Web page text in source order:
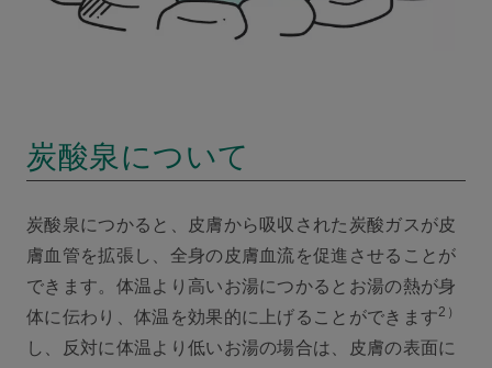
炭酸泉について
炭酸泉につかると、皮膚から吸収された炭酸ガスが皮
膚血管を拡張し、全身の皮膚血流を促進させることが
できます。体温より高いお湯につかるとお湯の熱が身
体に伝わり、体温を効果的に上げることができます2）
し、反対に体温より低いお湯の場合は、皮膚の表面に